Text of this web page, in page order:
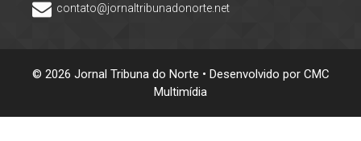
contato@jornaltribunadonorte.net
© 2026 Jornal Tribuna do Norte • Desenvolvido por CMC
Multimídia